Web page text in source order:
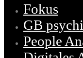
Fokus
GB
People